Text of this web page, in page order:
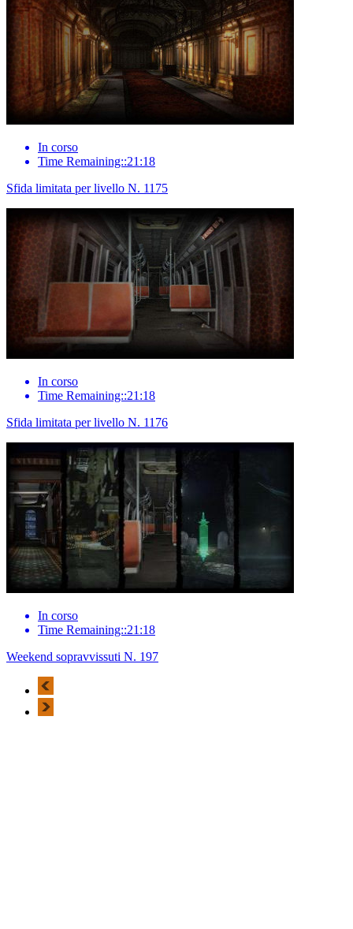
In corso
Time Remaining::21:18
Sfida limitata per livello N. 1175
In corso
Time Remaining::21:18
Sfida limitata per livello N. 1176
In corso
Time Remaining::21:18
Weekend sopravvissuti N. 197